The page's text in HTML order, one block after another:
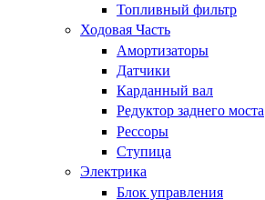
Топливный фильтр
Ходовая Часть
Амортизаторы
Датчики
Карданный вал
Редуктор заднего моста
Рессоры
Ступица
Электрика
Блок управления